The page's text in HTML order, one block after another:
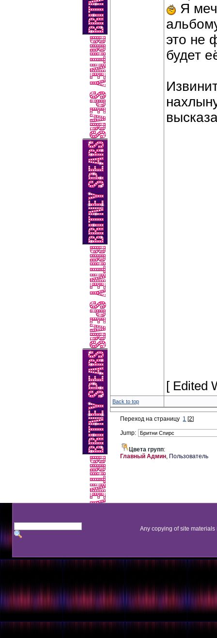
Я
это не
будет
[ Edited
Back to top
Переход на страницу 1 [2]
Jump:
Цвета групп:
Главный Админ, Пользователь
Any copying of site